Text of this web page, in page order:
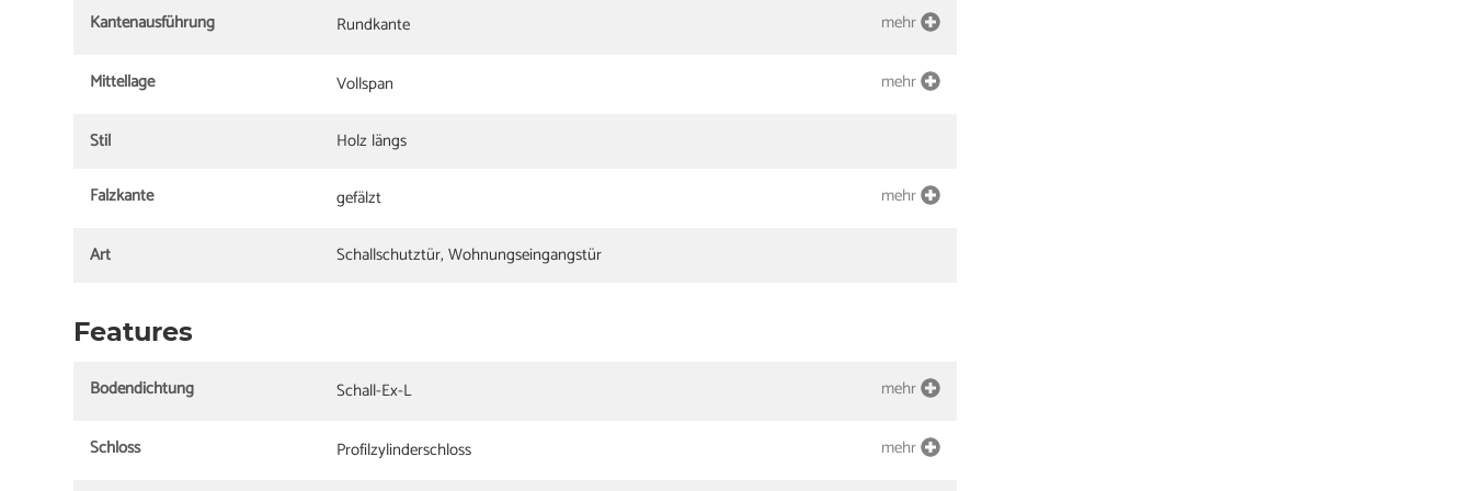
Kantenausführung
Rundkante mehr
Mittellage Vollspan mehr
Stil
Holz längs
Falzkante
gefälzt mehr
Art Schallschutztür, Wohnungseingangstür
Features
Bodendichtung Schall-Ex-L mehr
Schloss Profilzylinderschloss mehr